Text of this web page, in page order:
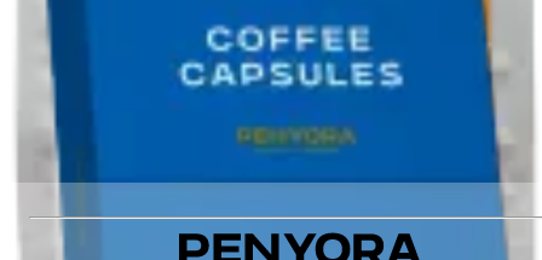
Рекомендуємо також:
ETHIOPIA URAGA FILTER
PINK T-SHIRT
ETHIOPIA HAMBELA ESPRESSO
COFFEE CAPSULES COSTA RICA CATURRA JUICY